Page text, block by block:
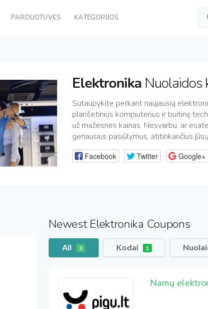
PARDUOTUVĖS KATEGORIJOS
Elektronika Nuolaidos
Sutaupykite perkant naujausią
planšetinius kompiuterius ir buitinę
už mažesnes kainas. Nesvarbu, ar
geriausius pasiūlymus, atitinkančius
Facebook Twitter Google+
Newest Elektronika Coupons
All 3 Kodai 1
Namų